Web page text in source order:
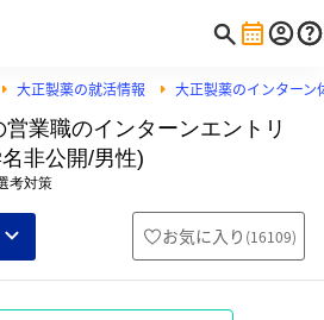
大正製薬の就活情報 大正製薬のインターン
業職のインターンエントリ
非公開/男性)
考対策
お気に入り (16109)